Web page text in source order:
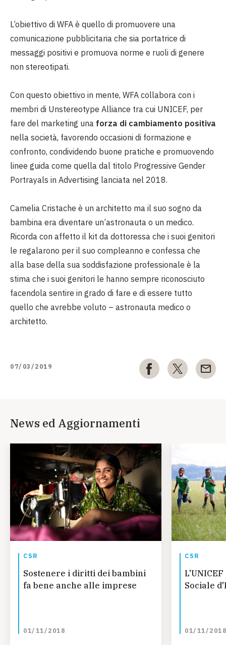
L’obiettivo di WFA è quello di promuovere una
comunicazione pubblicitaria che sia portatrice di
messaggi positivi e promuova norme e ruoli di genere
non stereotipati.
Con questo obiettivo in mente, WFA collabora con i
membri di Unstereotype Alliance tra cui UNICEF, per
fare del marketing una forza di cambiamento positiva
nella società, favorendo occasioni di formazione e
confronto, condividendo buone pratiche e promuovendo
linee guida come quella dal titolo Progressive Gender
Portrayals in Advertising lanciata nel 2018.
Camelia Cristache è un architetto ma il suo sogno da
bambina era diventare un’astronauta o un medico.
Ricorda con affetto il kit da dottoressa che i suoi genitori
le regalarono per il suo compleanno e confessa che
alla base della sua soddisfazione professionale è la
stima che i suoi genitori le hanno sempre riconosciuto
facendola sentire in grado di fare e di essere tutto
quello che avrebbe voluto – astronauta medico o
architetto.
07/03/2019
News ed Aggiornamenti
CSR
Sostenere i diritti dei bambini
fa bene anche alle imprese
01/11/2018
CSR
Sociale
01/11/2018